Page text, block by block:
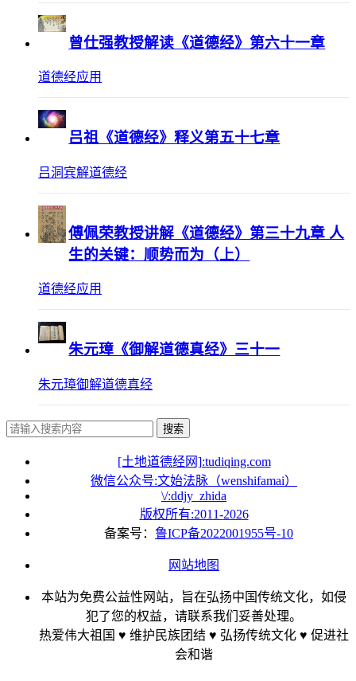
曾仕强教授解读《道德经》第六十一章
道德经应用
吕祖《道德经》释义第五十七章
吕洞宾解道德经
傅佩荣教授讲解《道德经》第三十九章 人
生的关键：顺势而为（上）
道德经应用
朱元璋《御解道德真经》三十一
朱元璋御解道德真经
搜索
[土地道德经网]:tudiqing.com
微信公众号:文始法脉（wenshifamai）
\/:ddjy_zhida
版权所有:2011-2026
备案号： 鲁ICP备2022001955号-10
网站地图
本站为免费公益性网站，旨在弘扬中国传统文化，如侵
犯了您的权益，请联系我们妥善处理。
热爱伟大祖国 ♥ 维护民族团结 ♥ 弘扬传统文化 ♥ 促进社
会和谐